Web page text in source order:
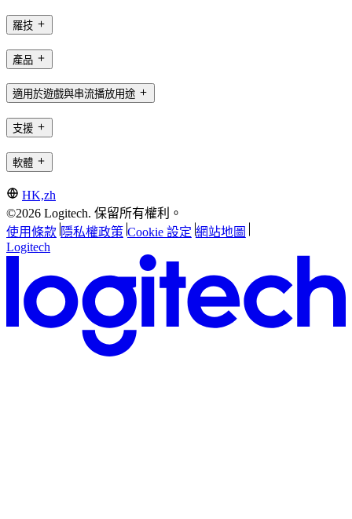
羅技
產品
適用於遊戲與串流播放用途
支援
軟體
HK,zh
©2026 Logitech. 保留所有權利。
使用條款 隱私權政策 Cookie 設定 網站地圖
Logitech